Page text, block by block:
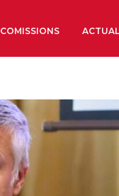
Òrgans de Govern
Òrgans Consultius
Estructura Executiva
Institut d’Estudis
COMISSIONS